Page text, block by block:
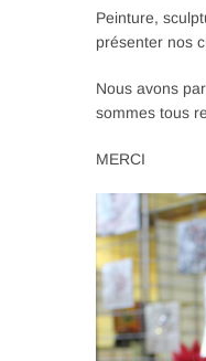
Peinture,
présenter nos
Nous avons
sommes tous
MERCI